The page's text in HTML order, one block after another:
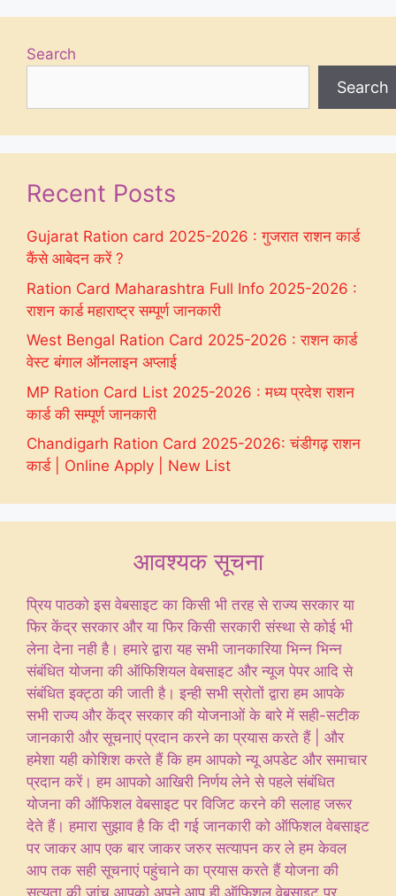
Search
Search
Recent Posts
Gujarat Ration card 2025-2026 : गुजरात राशन कार्ड
कैंसे आबेदन करें ?
Ration Card Maharashtra Full Info 2025-2026 :
राशन कार्ड महाराष्ट्र सम्पूर्ण जानकारी
West Bengal Ration Card 2025-2026 : राशन कार्ड
वेस्ट बंगाल ऑनलाइन अप्लाई
MP Ration Card List 2025-2026 : मध्य प्रदेश राशन
कार्ड की सम्पूर्ण जानकारी
Chandigarh Ration Card 2025-2026: चंडीगढ़ राशन
कार्ड | Online Apply | New List
आवश्यक सूचना
प्रिय पाठको इस वेबसाइट का किसी भी तरह से राज्य सरकार या
फिर केंद्र सरकार और या फिर किसी सरकारी संस्था से कोई भी
लेना देना नही है। हमारे द्वारा यह सभी जानकारिया भिन्न भिन्न
संबंधित योजना की ऑफिशियल वेबसाइट और न्यूज पेपर आदि से
संबंधित इक्ट्ठा की जाती है। इन्ही सभी स्रोतों द्वारा हम आपके
सभी राज्य और केंद्र सरकार की योजनाओं के बारे में सही-सटीक
जानकारी और सूचनाएं प्रदान करने का प्रयास करते हैं | और
हमेशा यही कोशिश करते हैं कि हम आपको न्यू अपडेट और समाचार
प्रदान करें। हम आपको आखिरी निर्णय लेने से पहले संबंधित
योजना की ऑफिशल वेबसाइट पर विजिट करने की सलाह जरूर
देते हैं। हमारा सुझाव है कि दी गई जानकारी को ऑफिशल वेबसाइट
पर जाकर आप एक बार जाकर जरुर सत्यापन कर ले हम केवल
आप तक सही सूचनाएं पहुंचाने का प्रयास करते हैं योजना की
सत्यता की जांच आपको अपने आप ही ऑफिशल वेबसाइट पर